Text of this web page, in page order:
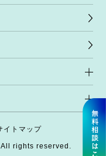
イトマップ
rights reserved.